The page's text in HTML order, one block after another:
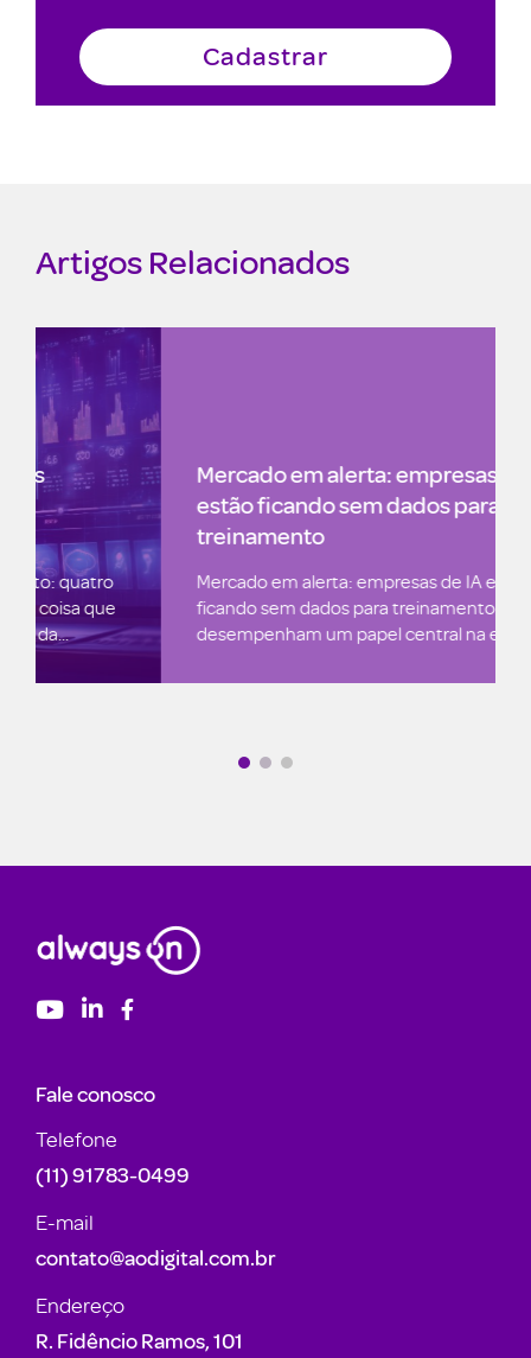
Artigos Relacionados
Mercado em alerta: empresas de IA
estão ficando sem dados para
treinamento
Mercado em alerta: empresas de IA estão
ficando sem dados para treinamento Os dados
desempenham um papel central na economia...
Fale conosco
Telefone
(11) 91783-0499
E-mail
contato@aodigital.com.br
Endereço
R. Fidêncio Ramos, 101